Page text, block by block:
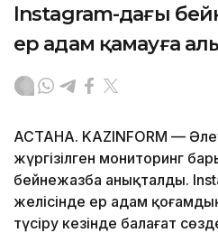
Instagram-дағы
ер адам қамауға
АСТАНА. KAZINFORM —
жүргізілген мониторинг
бейнежазба анықталды.
желісінде ер адам
түсіру кезінде балағат